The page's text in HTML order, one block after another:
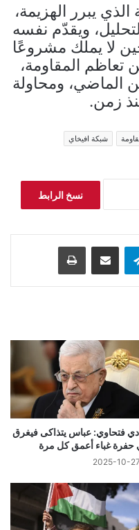
يبرر الهزيمة،
ويقدّم نفسه
لا يملك مشروعًا
تعاظم المقاومة،
الماضي، ومحاولة
زمن.
شبكة افيخاي
نسخ الرابط
تيلقرام مشاركة عبر البريد طباعة
فتحاوي: عباس يتذاكى فيغرق
حفرة غباء أعمق كل مرة
2025-10-27